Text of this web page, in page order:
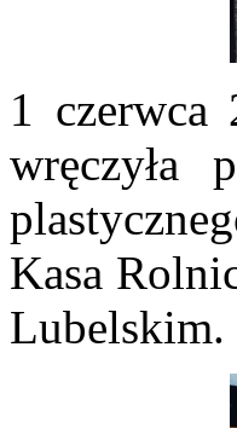
1 czerwca
wręczyła
Kasa
Lubelskim.